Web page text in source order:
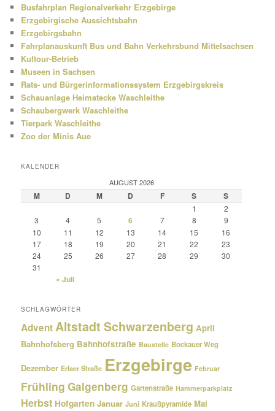
Busfahrplan Regionalverkehr Erzgebirge
Erzgebirgische Aussichtsbahn
Erzgebirgsbahn
Fahrplanauskunft Bus und Bahn Verkehrsbund Mittelsachsen
Kultour-Betrieb
Museen in Sachsen
Rats- und Bürgerinformationssystem Erzgebirgskreis
Schauanlage Heimatecke Waschleithe
Schaubergwerk Waschleithe
Tierpark Waschleithe
Zoo der Minis Aue
KALENDER
AUGUST 2026
M D M D F S S
1
2
3
4 5 6 7 8
9
10
11 12 13 14 15
16
17
18 19 20 21 22
23
24
25 26 27 28 29
30
31
« Juli
SCHLAGWÖRTER
AdventAltstadt Schwarzenberg April
Bahnhofsberg Bahnhofstraße Baustelle Bockauer Weg
Dezember Erlaer Straße Erzgebirge Februar
Frühling Galgenberg Gartenstraße Hammerparkplatz
Herbst Hofgarten Januar Juni Kraußpyramide Mai